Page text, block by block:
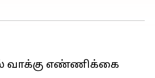
வாக்கு எண்ணிக்கை